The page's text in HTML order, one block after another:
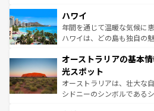
着のスイス情報は
のような巨大都市は、観光
ンメントが詰まった刺激的
西部には大自然が広がり、
部のニューオーリンズでは
文化が魅力。旅行者はアメ
しみながら、その多様性と
るだろう。車でのロードト
ハワイ
年間を通じて温暖な気候に
ハワイは、どの島も独自の
ワイ島は見逃せない。また
島だが、静かな自然を求め
おすすめ。エメラルドグリ
文化や歴史が息づいている
オーストラリアの基本
光スポット
オーストラリアは、壮大な
シドニーのシンボルである